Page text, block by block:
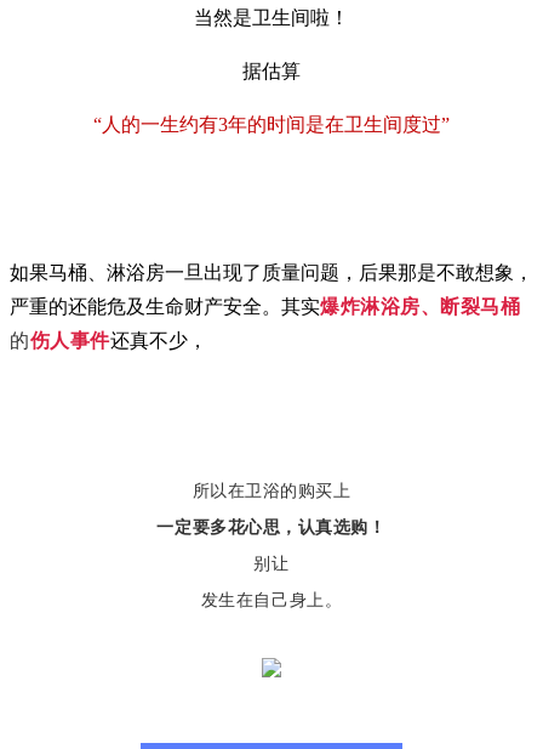
当然是卫生间啦！
据估算
“人的一生约有3年的时间是在卫生间度过”
如果马桶、淋浴房一旦出现了质量问题，后果那是不敢想象，
严重的还能危及生命财产安全。其实爆炸淋浴房、断裂马桶
的伤人事件还真不少，
所以在卫浴的购买上
一定要多花心思，认真选购！
别让
发生在自己身上。